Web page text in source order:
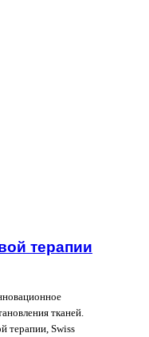
терапии
тканей.
терапии, Swiss